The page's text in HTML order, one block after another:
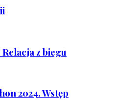
z biegu
2024. Wstęp